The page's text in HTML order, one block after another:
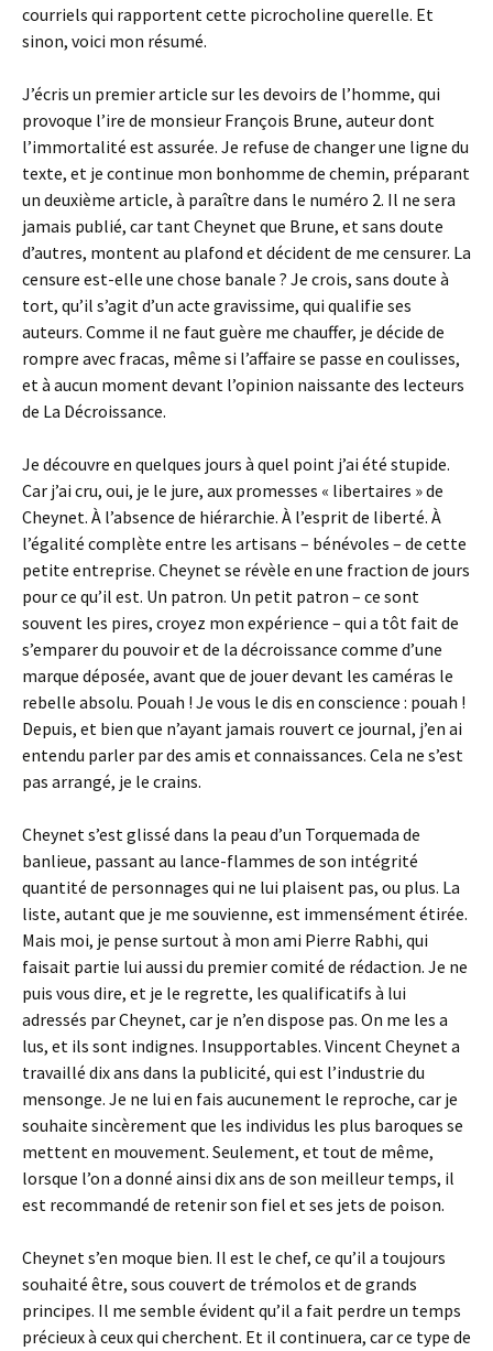
courriels qui rapportent cette picrocholine querelle. Et
sinon, voici mon résumé.
J’écris un premier article sur les devoirs de l’homme, qui
provoque l’ire de monsieur François Brune, auteur dont
l’immortalité est assurée. Je refuse de changer une ligne du
texte, et je continue mon bonhomme de chemin, préparant
un deuxième article, à paraître dans le numéro 2. Il ne sera
jamais publié, car tant Cheynet que Brune, et sans doute
d’autres, montent au plafond et décident de me censurer. La
censure est-elle une chose banale ? Je crois, sans doute à
tort, qu’il s’agit d’un acte gravissime, qui qualifie ses
auteurs. Comme il ne faut guère me chauffer, je décide de
rompre avec fracas, même si l’affaire se passe en coulisses,
et à aucun moment devant l’opinion naissante des lecteurs
de La Décroissance.
Je découvre en quelques jours à quel point j’ai été stupide.
Car j’ai cru, oui, je le jure, aux promesses « libertaires » de
Cheynet. À l’absence de hiérarchie. À l’esprit de liberté. À
l’égalité complète entre les artisans – bénévoles – de cette
petite entreprise. Cheynet se révèle en une fraction de jours
pour ce qu’il est. Un patron. Un petit patron – ce sont
souvent les pires, croyez mon expérience – qui a tôt fait de
s’emparer du pouvoir et de la décroissance comme d’une
marque déposée, avant que de jouer devant les caméras le
rebelle absolu. Pouah ! Je vous le dis en conscience : pouah !
Depuis, et bien que n’ayant jamais rouvert ce journal, j’en ai
entendu parler par des amis et connaissances. Cela ne s’est
pas arrangé, je le crains.
Cheynet s’est glissé dans la peau d’un Torquemada de
banlieue, passant au lance-flammes de son intégrité
quantité de personnages qui ne lui plaisent pas, ou plus. La
liste, autant que je me souvienne, est immensément étirée.
Mais moi, je pense surtout à mon ami Pierre Rabhi, qui
faisait partie lui aussi du premier comité de rédaction. Je ne
puis vous dire, et je le regrette, les qualificatifs à lui
adressés par Cheynet, car je n’en dispose pas. On me les a
lus, et ils sont indignes. Insupportables. Vincent Cheynet a
travaillé dix ans dans la publicité, qui est l’industrie du
mensonge. Je ne lui en fais aucunement le reproche, car je
souhaite sincèrement que les individus les plus baroques se
mettent en mouvement. Seulement, et tout de même,
lorsque l’on a donné ainsi dix ans de son meilleur temps, il
est recommandé de retenir son fiel et ses jets de poison.
Cheynet s’en moque bien. Il est le chef, ce qu’il a toujours
souhaité être, sous couvert de trémolos et de grands
principes. Il me semble évident qu’il a fait perdre un temps
précieux à ceux qui cherchent. Et il continuera, car ce type de